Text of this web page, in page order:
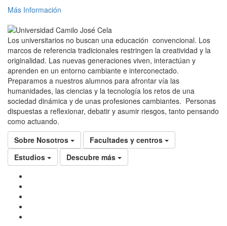
Más Información
Los universitarios no buscan una educación convencional. Los
marcos de referencia tradicionales restringen la creatividad y la
originalidad. Las nuevas generaciones viven, interactúan y
aprenden en un entorno cambiante e interconectado.
Preparamos a nuestros alumnos para afrontar vía las
humanidades, las ciencias y la tecnología los retos de una
sociedad dinámica y de unas profesiones cambiantes. Personas
dispuestas a reflexionar, debatir y asumir riesgos, tanto pensando
como actuando.
Sobre Nosotros
Facultades y centros
Estudios
Descubre más